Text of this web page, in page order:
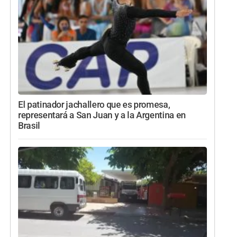
El patinador jachallero que es promesa,
representará a San Juan y a la Argentina en
Brasil